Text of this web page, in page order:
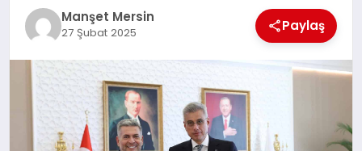
SİYASET
Manşet Mersin
27 Şubat 2025 Paylaş